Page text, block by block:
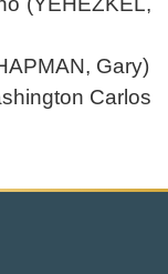
Gary)
Carlos